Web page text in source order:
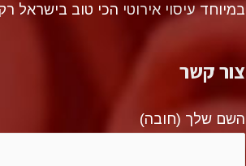
במיוחדעיסוי אירוטי הכי טוב בישראל
צור קשר
השם שלך (חובה)